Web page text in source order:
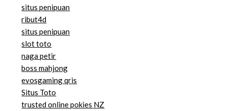
situs penipuan
ribut4d
situs penipuan
slot toto
naga petir
boss mahjong
evosgaming qris
Situs Toto
trusted online pokies NZ